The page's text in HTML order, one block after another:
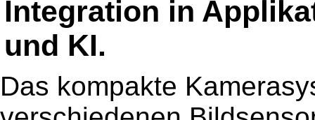
Integration in
und KI.
Das kompakte